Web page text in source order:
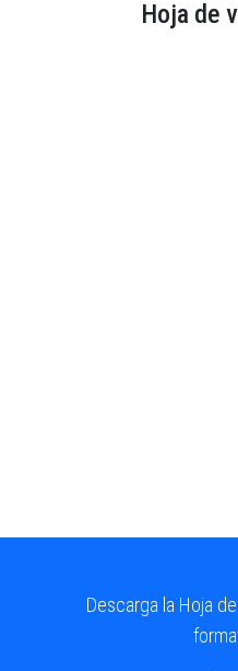
Hoja de
Descarga la Hoja